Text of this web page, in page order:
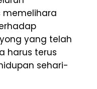
memelihara
yang telah
harus terus
sehari-